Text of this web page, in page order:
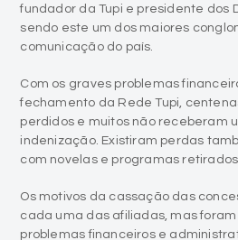
Com os graves problemas
fechamento da Rede Tupi,
indenização. Existiram perdas
com novelas e programas
Os motivos da cassação das
cada uma das afiliadas, mas
Previdência Social, como
Foi o então presidente João